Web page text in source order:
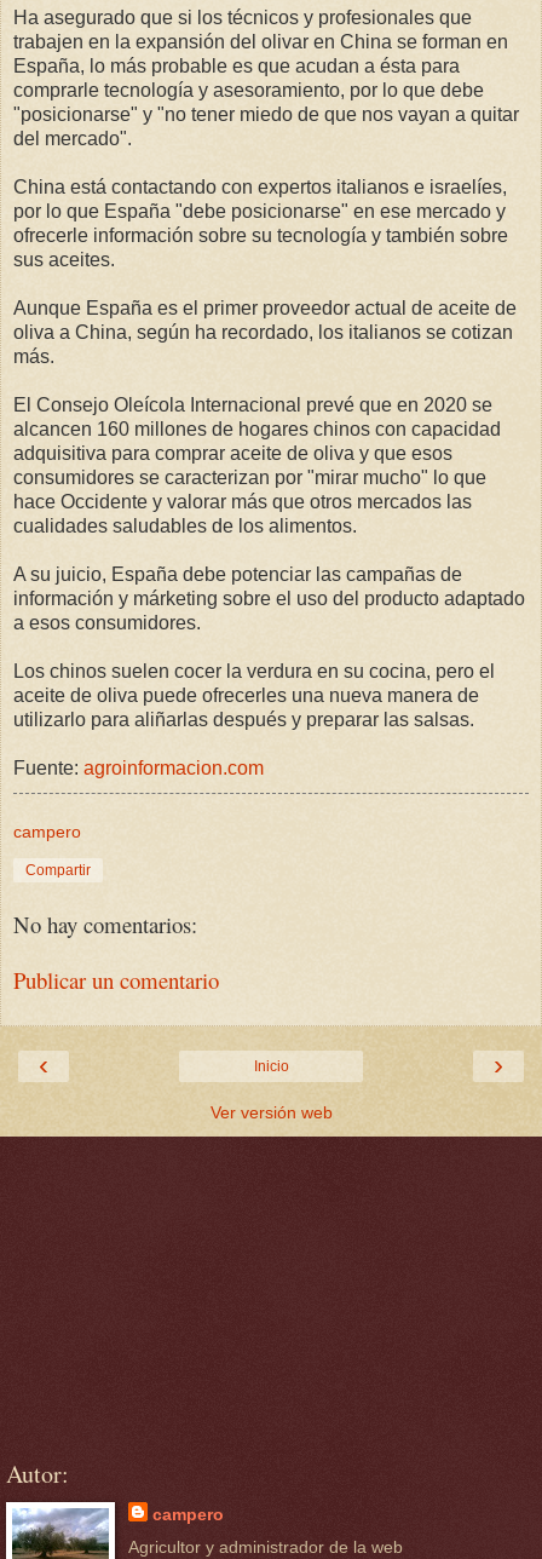
Ha asegurado que si los técnicos y profesionales que
trabajen en la expansión del olivar en China se forman en
España, lo más probable es que acudan a ésta para
comprarle tecnología y asesoramiento, por lo que debe
"posicionarse" y "no tener miedo de que nos vayan a quitar
del mercado".
China está contactando con expertos italianos e israelíes,
por lo que España "debe posicionarse" en ese mercado y
ofrecerle información sobre su tecnología y también sobre
sus aceites.
Aunque España es el primer proveedor actual de aceite de
oliva a China, según ha recordado, los italianos se cotizan
más.
El Consejo Oleícola Internacional prevé que en 2020 se
alcancen 160 millones de hogares chinos con capacidad
adquisitiva para comprar aceite de oliva y que esos
consumidores se caracterizan por "mirar mucho" lo que
hace Occidente y valorar más que otros mercados las
cualidades saludables de los alimentos.
A su juicio, España debe potenciar las campañas de
información y márketing sobre el uso del producto adaptado
a esos consumidores.
Los chinos suelen cocer la verdura en su cocina, pero el
aceite de oliva puede ofrecerles una nueva manera de
utilizarlo para aliñarlas después y preparar las salsas.
Fuente: agroinformacion.com
campero
Compartir
No hay comentarios:
Publicar un comentario
‹ ›
Inicio
Ver versión web
Autor:
campero
Agricultor y administrador de la web